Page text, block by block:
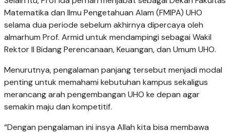
Matematika dan Ilmu Pengetahuan Alam (FMIPA) UHO
selama dua periode sebelum akhirnya dipercaya oleh
almarhum Prof. Armid untuk mendampingi sebagai Wakil
Rektor II Bidang Perencanaan, Keuangan, dan Umum UHO.
Menurutnya, pengalaman panjang tersebut menjadi modal
penting untuk memahami kebutuhan kampus sekaligus
merancang arah pengembangan UHO ke depan agar
semakin maju dan kompetitif.
“Dengan pengalaman ini insya Allah kita bisa membawa